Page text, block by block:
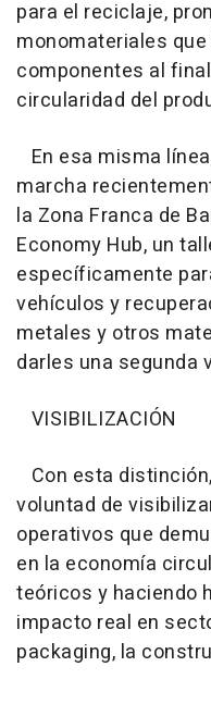
para el reciclaje,
monomateriales
componentes al
circularidad del
En esa misma
marcha
la Zona Franca de
Economy Hub, un
específicamente
vehículos y
metales y otros
darles una segunda
VISIBILIZACIÓN
Con esta
voluntad de
operativos que
en la economía
teóricos y haciendo
impacto real en
packaging, la